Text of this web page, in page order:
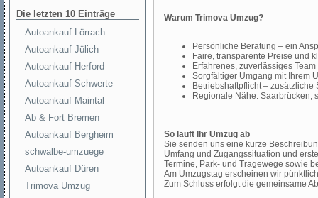
Die letzten 10 Einträge
Autoankauf Lörrach
Autoankauf Jülich
Autoankauf Herford
Autoankauf Schwerte
Autoankauf Maintal
Ab & Fort Bremen
Autoankauf Bergheim
schwalbe-umzuege
Autoankauf Düren
Trimova Umzug
Warum Trimova Umzug?
Persönliche Beratung – ein
Faire, transparente Preise und
Erfahrenes, zuverlässiges
Sorgfältiger Umgang mit Ihrem
Betriebshaftpflicht – zusätzliche
Regionale Nähe: Saarbrücken,
So läuft Ihr Umzug ab
Sie senden uns eine kurze
Umfang und Zugangssituation und
Termine, Park- und Tragewege sowie
Am Umzugstag erscheinen wir
Zum Schluss erfolgt die gemeinsame